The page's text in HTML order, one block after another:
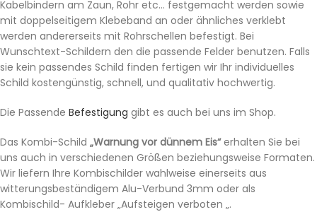
Kabelbindern am Zaun, Rohr etc… festgemacht werden sowie
mit doppelseitigem Klebeband an oder ähnliches verklebt
werden andererseits mit Rohrschellen befestigt. Bei
Wunschtext-Schildern den die passende Felder benutzen. Falls
sie kein passendes Schild finden fertigen wir Ihr individuelles
Schild kostengünstig, schnell, und qualitativ hochwertig.
Die Passende Befestigung gibt es auch bei uns im Shop.
Das Kombi-Schild „Warnung vor dünnem Eis“erhalten Sie bei
uns auch in verschiedenen Größen beziehungsweise Formaten.
Wir liefern Ihre Kombischilder wahlweise einerseits aus
witterungsbeständigem Alu-Verbund 3mm oder als
Kombischild- Aufkleber „Aufsteigen verboten „.